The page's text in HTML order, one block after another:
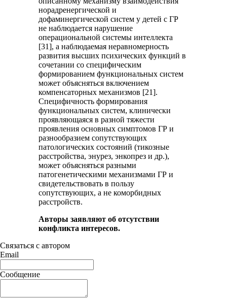
норадренергической и
дофаминергической систем у детей с ГР
не наблюдается нарушение
операциональной системы интеллекта
[31], а наблюдаемая неравномерность
развития высших психических функций в
сочетании со специфическим
формированием функциональных систем
может объясняться включением
компенсаторных механизмов [21].
Специфичность формирования
функциональных систем, клинически
проявляющаяся в разной тяжести
проявления основных симптомов ГР и
разнообразием сопутствующих
патологических состояний (тикозные
расстройства, энурез, энкопрез и др.),
может объясняться разными
патогенетическими механизмами ГР и
свидетельствовать в пользу
сопутствующих, а не коморбидных
расстройств.
Авторы заявляют об отсутствии
конфликта интересов.
Связаться с автором
Email
Сообщение